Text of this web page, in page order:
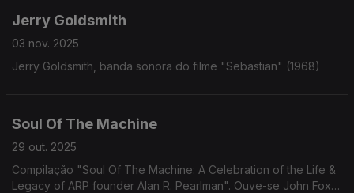
Jerry Goldsmith
03 nov. 2025
Jerry Goldsmith, banda sonora do filme "Sebastian" (1968)
Soul Of The Machine
29 out. 2025
Compilação "Soul Of The Machine: A Celebration of the Life &
Legacy of ARP founder Alan R. Pearlman". Ouve-se John Foxx